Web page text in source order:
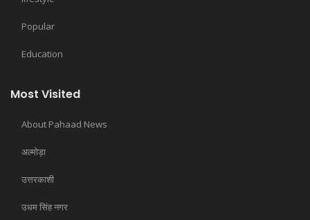
Popular
Education
Most Visited
About Pahaad News
अल्मोड़ा
उत्तरकाशी
उधम सिंह नगर